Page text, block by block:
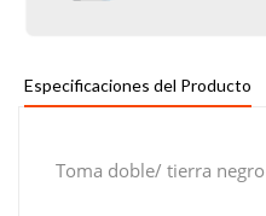
Especificaciones del Producto
Toma doble/ tierra